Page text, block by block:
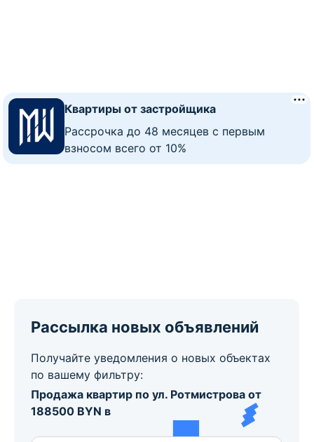
Квартиры от застройщика
Рассрочка до 48 месяцев с первым
взносом всего от 10%
Получайте уведомления о новых объектах
по вашему фильтру:
Продажа квартир по ул. Ротмистрова от